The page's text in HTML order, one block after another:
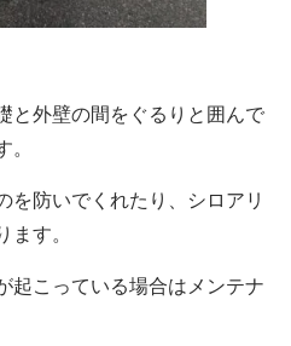
と外壁の間をぐるりと囲んで
。
を防いでくれたり、シロアリ
ます。
起こっている場合はメンテナ